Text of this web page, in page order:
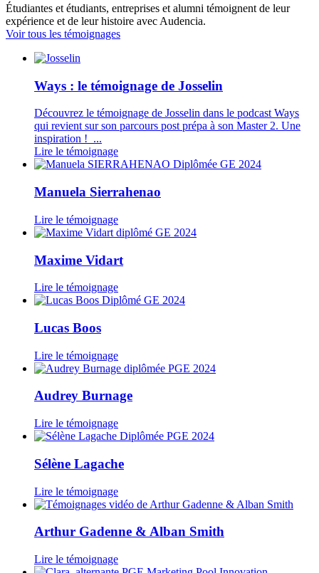
Étudiantes et étudiants, entreprises et alumni témoignent de leur
expérience et de leur histoire avec Audencia.
Voir tous les témoignages
Ways : le témoignage de Josselin
Découvrez le témoignage de Josselin dans le podcast Ways
qui revient sur son parcours post prépa à son Master 2. Une
inspiration ! ...
Lire le témoignage
Manuela Sierrahenao
Lire le témoignage
Maxime Vidart
Lire le témoignage
Lucas Boos
Lire le témoignage
Audrey Burnage
Lire le témoignage
Sélène Lagache
Lire le témoignage
Arthur Gadenne & Alban Smith
Lire le témoignage